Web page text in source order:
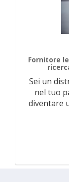
Fornitore
Sei un
nel tuo
diventare